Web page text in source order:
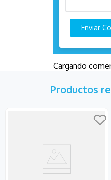
Enviar
Cargando
Productos